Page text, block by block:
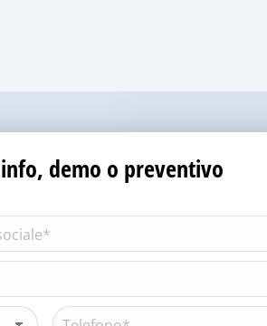
demo o preventivo
Telefono*